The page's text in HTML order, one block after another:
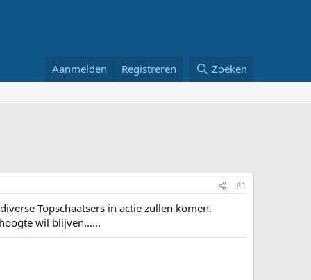
Aanmelden Registreren Zoeken
#1
Topschaatsers in actie zullen komen.
wil blijven......